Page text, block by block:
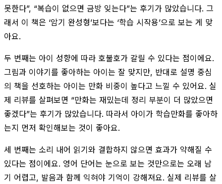
못한다”, “복습이 없으면 금방 잊는다”는 후기가 많았습니다. 그
래서 이 책은 ‘암기 완성형’보다는 ‘학습 시작용’으로 보는 게 맞
아요.
두 번째는 아이 성향에 따라 호불호가 갈릴 수 있다는 점이에요.
그림과 이야기를 좋아하는 아이는 잘 맞지만, 반대로 설명 중심
의 책을 선호하는 아이는 만화 비중이 높다고 느낄 수 있어요. 실
제 리뷰를 살펴보면 “만화는 재밌는데 정리 부분이 더 많았으면
좋겠다”는 후기가 많았습니다. 따라서 아이가 학습만화를 좋아하
는지 먼저 확인해보는 것이 좋아요.
세 번째는 소리 내어 읽기와 결합하지 않으면 효과가 약해질 수
있다는 점이에요. 영어 단어는 눈으로 보는 것만으로는 오래 남
기 어렵고, 발음과 함께 익혀야 기억이 강해져요. 실제 리뷰를 살